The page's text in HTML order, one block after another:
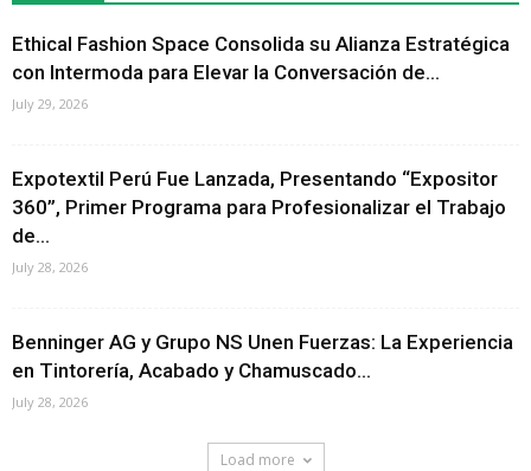
Ethical Fashion Space Consolida su Alianza Estratégica
con Intermoda para Elevar la Conversación de...
July 29, 2026
Expotextil Perú Fue Lanzada, Presentando “Expositor
360”, Primer Programa para Profesionalizar el Trabajo
de...
July 28, 2026
Benninger AG y Grupo NS Unen Fuerzas: La Experiencia
en Tintorería, Acabado y Chamuscado...
July 28, 2026
Load more